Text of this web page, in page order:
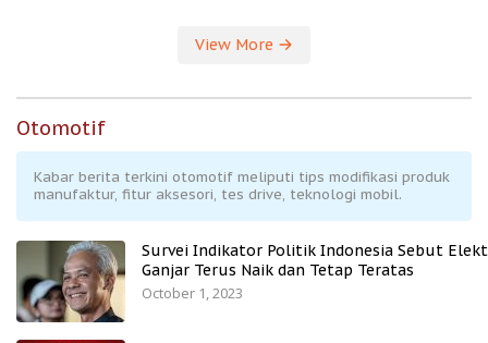
View More
Otomotif
Kabar berita terkini otomotif meliputi tips modifikasi produk
manufaktur, fitur aksesori, tes drive, teknologi mobil.
Survei Indikator Politik Indonesia Sebut
Ganjar Terus Naik dan Tetap Teratas
October 1, 2023